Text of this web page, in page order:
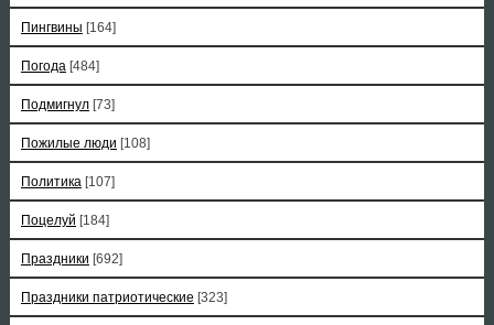
Пингвины [164]
Погода [484]
Подмигнул [73]
Пожилые люди [108]
Политика [107]
Поцелуй [184]
Праздники [692]
Праздники патриотические [323]